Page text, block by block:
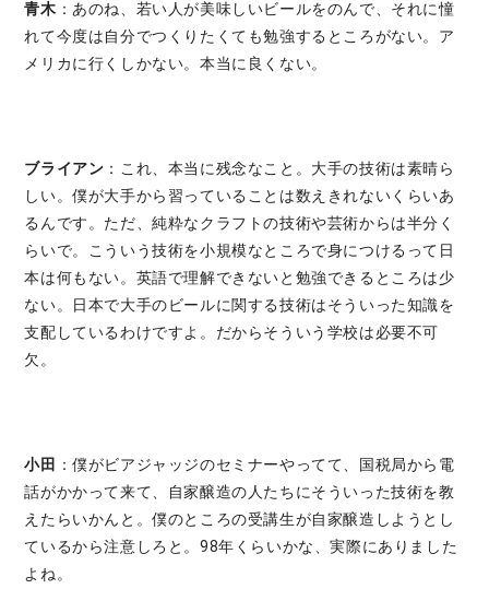
青木 ：あのね、若い人が美味しいビールをのんで、それに憧
れて今度は自分でつくりたくても勉強するところがない。ア
メリカに行くしかない。本当に良くない。
ブライアン ：これ、本当に残念なこと。大手の技術は素晴ら
しい。僕が大手から習っていることは数えきれないくらいあ
るんです。ただ、純粋なクラフトの技術や芸術からは半分く
らいで。こういう技術を小規模なところで身につけるって日
本は何もない。英語で理解できないと勉強できるところは少
ない。日本で大手のビールに関する技術はそういった知識を
支配しているわけですよ。だからそういう学校は必要不可
欠。
小田
：僕がビアジャッジのセミナーやってて、国税局から電
話がかかって来て、自家醸造の人たちにそういった技術を教
えたらいかんと。僕のところの受講生が自家醸造しようとし
ているから注意しろと。98年くらいかな、実際にありました
よね。